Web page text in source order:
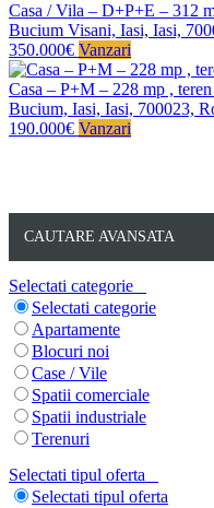
Casa / Vila – D+P+E – 312
Bucium Visani, Iasi, Iasi,
350.000€ Vanzari
Casa – P+M – 228 mp ,
Bucium, Iasi, Iasi, 700023,
190.000€ Vanzari
CAUTARE AVANSATA
Selectati categorie
Selectati categorie
Apartamente
Blocuri noi
Case / Vile
Spatii comerciale
Spatii industriale
Terenuri
Selectati tipul oferta
Selectati tipul oferta